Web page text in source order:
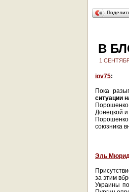
В
1
iov75:
Пока
ситуации
Донецкой и
союзника
Эль
за этим
Украины